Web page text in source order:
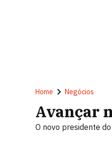
Home Negócios
Avançar
O novo presidente